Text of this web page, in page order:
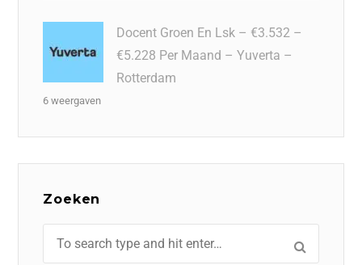
Docent Groen En Lsk – €3.532 –
€5.228 Per Maand – Yuverta –
Rotterdam
6 weergaven
Zoeken